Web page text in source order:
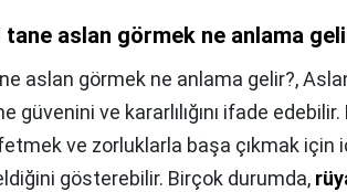
tane aslan görmek ne anlama
aslan görmek ne anlama gelir?,
güvenini ve kararlılığını ifade edebilir.
ve zorluklarla başa çıkmak
gösterebilir. Birçok durumda,